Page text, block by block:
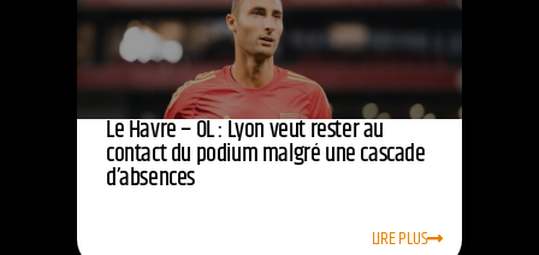
Le Havre – OL : Lyon veut rester au
contact du podium malgré une cascade
d’absences
LIRE PLUS